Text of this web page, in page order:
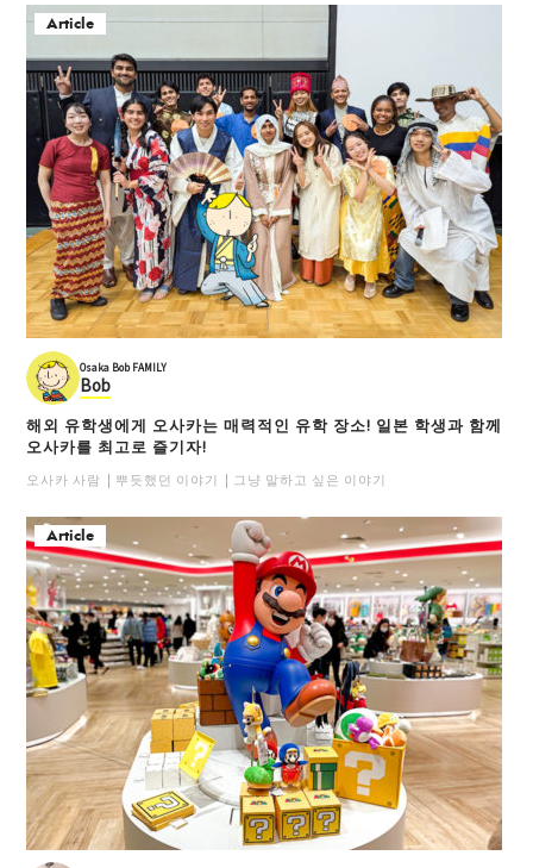
Article
Osaka Bob FAMILY
Bob
해외 유학생에게 오사카는 매력적인 유학 장소! 일본 학생과 함께
오사카를 최고로 즐기자!
오사카 사람 뿌듯했던 이야기 그냥 말하고 싶은 이야기
Article